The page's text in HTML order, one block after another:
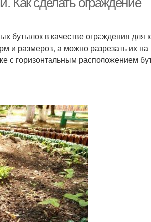
Как сделать ограждение
бутылок в качестве ограждения для
и размеров, а можно разрезать их на
с горизонтальным расположением